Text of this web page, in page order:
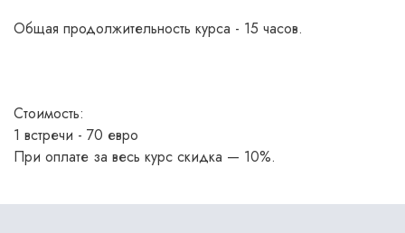
Общая продолжительность курса - 15 часов.
Стоимость:
1 встречи - 70 евро
При оплате за весь курс скидка — 10%.